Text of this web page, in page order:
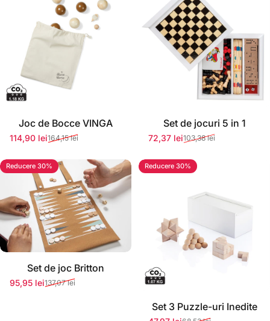
Stoc momentan epuizat
Joc de Bocce VINGA
Preț redus
114,90 lei
Preț normal164,15 lei
Stoc momentan epuizat
Set de jocuri 5 in 1
Preț redus
72,37 lei
Preț normal103,38 lei
Reducere 30%
Stoc momentan epuizat
Set de joc Britton
Preț redus
95,95 lei
Preț normal137,07 lei
Reducere 30%
Stoc momentan epuizat
Set 3 Puzzle-uri Inedite